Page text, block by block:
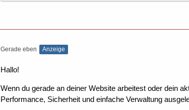
Gerade eben Anzeige
Hallo!
Wenn du gerade an deiner Website arbeitest oder dein
Performance, Sicherheit und einfache Verwaltung